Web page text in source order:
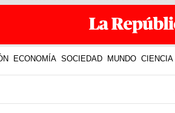
ECONOMÍA SOCIEDAD MUNDO CIENCIA